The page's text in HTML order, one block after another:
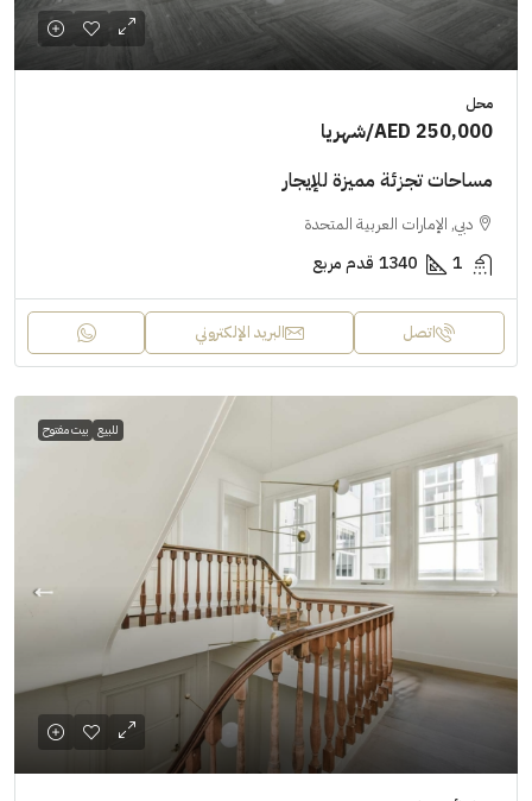
محل
AED 250,000/شهريا
مساحات تجزئة مميزة للإيجار
دبي, الإمارات العربية المتحدة
1
1340 قدم مربع
اتصل البريد الإلكتروني
للبيع بيت مفتوح